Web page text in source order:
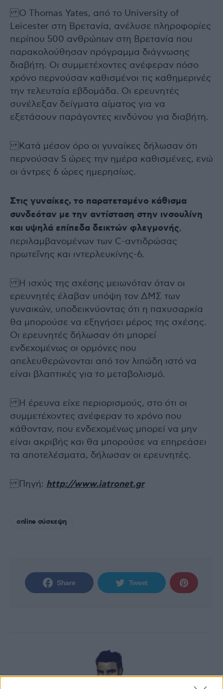
Ο Thomas Yates, από το University of
Leicester στη Βρετανία, ανέλυσε πληροφορίες
περίπου 500 ανθρώπων στη Βρετανία που
παρακολούθησαν πρόγραμμα διάγνωσης
διαβήτη. Οι συμμετέχοντες ανέφεραν πόσο
χρόνο περνούσαν καθισμένοι τις καθημερινές
την τελευταία εβδομάδα. Οι ερευνητές
συνέλεξαν δείγματα αίματος για να
εξετάσουν παράγοντες κινδύνου για διαβήτη.
Κατά μέσον όρο οι γυναίκες δήλωσαν ότι
περνούσαν 5 ώρες την ημέρα καθισμένες, ενώ
οι άντρες 6 ώρες ημερησίως.
Στις γυναίκες, το παρατεταμένο κάθισμα
συνδεόταν με την αντίσταση στην ινσουλίνη
και υψηλά επίπεδα δεικτών φλεγμονής,
περιλαμβανομένων των C-αντιδρώσας
πρωτεΐνης και ιντερλευκίνης-6.
Η ισχύς της σχέσης μειωνόταν όταν οι
ερευνητές έλαβαν υπόψη τον ΔΜΣ των
γυναικών, υποδεικνύοντας ότι η παχυσαρκία
θα μπορούσε να εξηγήσει μέρος της σχέσης.
Οι ερευνητές δήλωσαν ότι μπορεί
ενδεχομένως οι ορμόνες που
απελευθερώνονται από τον λιπώδη ιστό να
είναι βλαπτικές για το μεταβολισμό.
Η έρευνα είχε περιορισμούς, στο ότι οι
συμμετέχοντες ανέφεραν το χρόνο που
κάθονταν, που ενδεχομένως μπορεί να μην
είναι ακριβής και θα μπορούσε να επηρεάσει
τα αποτελέσματα, δήλωσαν οι ερευνητές.
Πηγή: http://www.iatronet.gr
online σύσκεψη
Share Tweet